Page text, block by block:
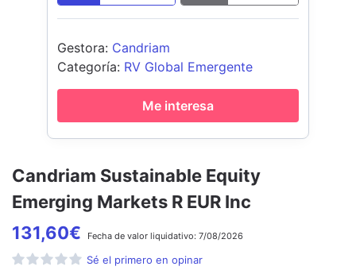
Candriam Sustainable Equity
Emerging Markets R EUR Inc
131,60€ Fecha de valor liquidativo: 7/08/2026
Sé el primero en opinar
Gestora: Candriam
Categoría: RV Global Emergente
Me interesa